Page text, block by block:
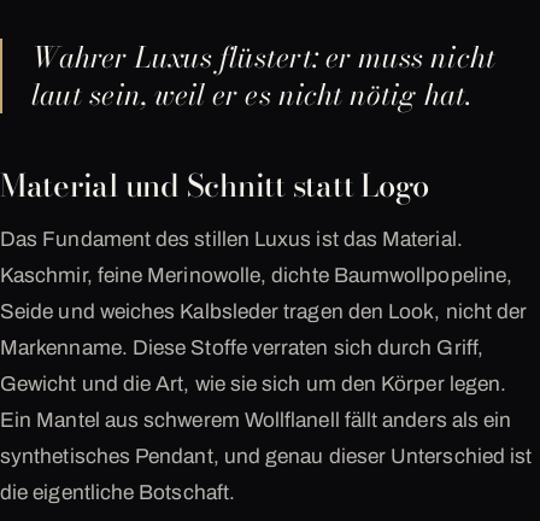
Wahrer Luxus flüstert: er muss nicht
laut sein, weil er es nicht nötig hat.
Material und Schnitt statt Logo
Das Fundament des stillen Luxus ist das Material.
Kaschmir, feine Merinowolle, dichte Baumwollpopeline,
Seide und weiches Kalbsleder tragen den Look, nicht der
Markenname. Diese Stoffe verraten sich durch Griff,
Gewicht und die Art, wie sie sich um den Körper legen.
Ein Mantel aus schwerem Wollflanell fällt anders als ein
synthetisches Pendant, und genau dieser Unterschied ist
die eigentliche Botschaft.